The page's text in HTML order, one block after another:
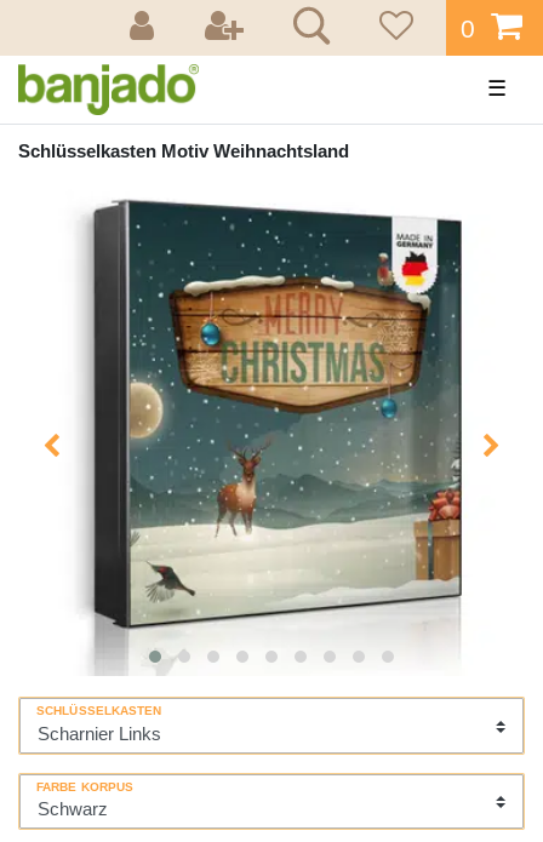
0
☰
Schlüsselkasten Motiv Weihnachtsland
SCHLÜSSELKASTEN
FARBE KORPUS